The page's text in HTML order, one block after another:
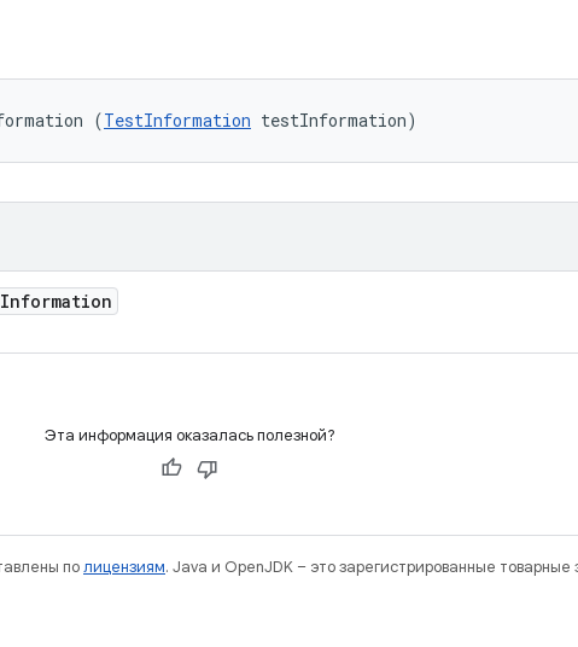
(TestInformation testInformation)
Information
Эта информация оказалась полезной?
полицензиям. Java и OpenJDK – это зарегистрированные товарные